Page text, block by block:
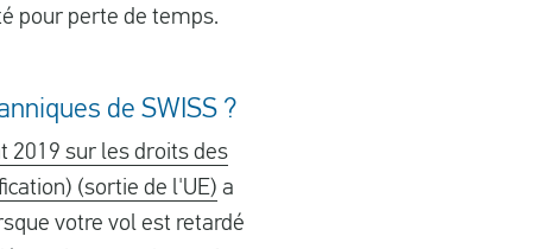
pour perte de temps.
de SWISS ?
2019 sur les droits des
(sortie de l'UE) a
votre vol est retardé